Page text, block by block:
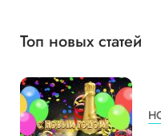
Топ новых статей